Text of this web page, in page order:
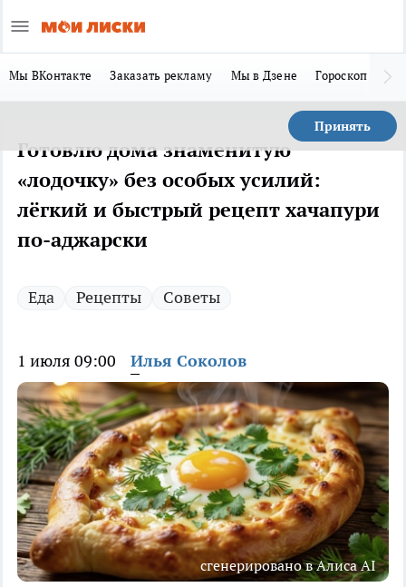
Мы ВКонтакте Заказать рекламу Мы в Дзене Гороскоп
Принять
Готовлю дома знаменитую
«лодочку» без особых усилий:
лёгкий и быстрый рецепт хачапури
по-аджарски
Еда Рецепты Советы
1 июля 09:00 Илья Соколов
сгенерировано в Алиса AI